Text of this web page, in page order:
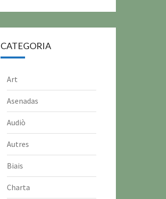
CATEGORIA
Art
Asenadas
Audiò
Autres
Biais
Charta